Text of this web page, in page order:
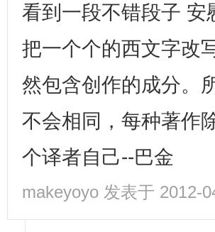
看到一段不错段子 安
把一个个的西文字改
然包含创作的成分。
不会相同，每种著作
个译者自己--巴金
makeyoyo 发表于 2012-